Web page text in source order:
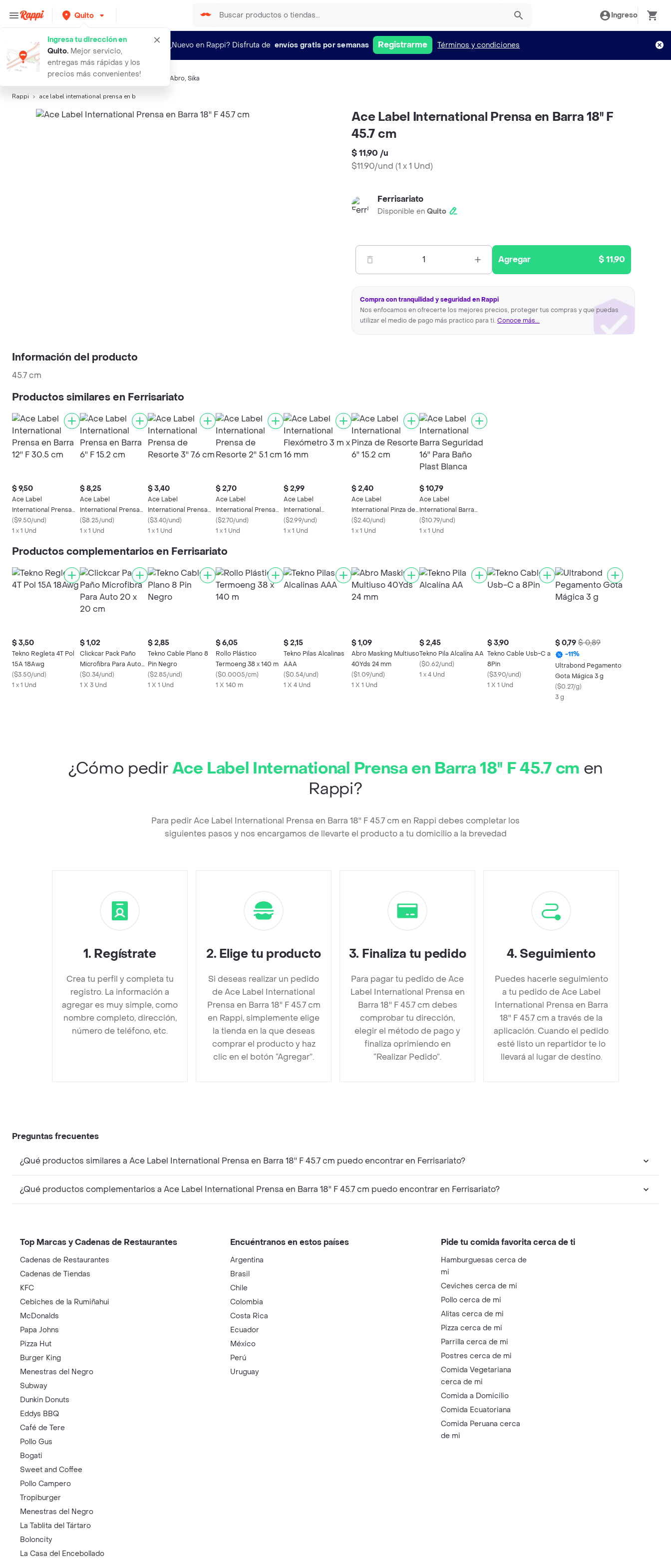
Quito
Ingresa tu dirección en
Quito. Mejor servicio,
entregas más rápidas y los
precios más convenientes!
Ingreso
¿Nuevo en Rappi? Disfruta de envíos gratis por semanas Registrarme Términos y condiciones
Búsquedas relacionadas: Herramientas,Superficies Abro, Sika
Rappi ace label international prensa en b
Ace Label International Prensa en Barra 18'' F
45.7 cm
$ 11,90 /u
$11.90/und (1 x 1 Und)
Ferrisariato
Disponible en Quito
1 Agregar $ 11,90
Compra con tranquilidad y seguridad en Rappi
Nos enfocamos en ofrecerte los mejores precios, proteger tus compras y que puedas
utilizar el medio de pago más practico para ti. Conoce más...
Información del producto
45.7 cm
Productos similares en Ferrisariato
$ 9,50
Ace Label
International Prensa
en Barra 12'' F 30.5 cm
($9.50/und)
1 x 1 Und
$ 8,25
Ace Label
International Prensa
en Barra 6'' F 15.2 cm
($8.25/und)
1 x 1 Und
$ 3,40
Ace Label
International Prensa
de Resorte 3'' 7.6 cm
($3.40/und)
1 x 1 Und
$ 2,70
Ace Label
International Prensa
de Resorte 2'' 5.1 cm
($2.70/und)
1 x 1 Und
$ 2,99
Ace Label
International
Flexómetro 3 m x 16
mm
($2.99/und)
1 x 1 Und
$ 2,40
Ace Label
International Pinza de
Resorte 6'' 15.2 cm
($2.40/und)
1 x 1 Und
$ 10,79
Ace Label
International Barra
Seguridad 16'' Para
Baño Plast Blanca
($10.79/und)
1 x 1 Und
Productos complementarios en Ferrisariato
$ 3,50
Tekno Regleta 4T Pol
15A 18Awg
($3.50/und)
1 x 1 Und
$ 1,02
Clickcar Pack Paño
Microfibra Para Auto
20 x 20 cm
($0.34/und)
1 X 3 Und
$ 2,85
Tekno Cable Plano 8
Pin Negro
($2.85/und)
1 X 1 Und
$ 6,05
Rollo Plástico
Termoeng 38 x 140 m
($0.0005/cm)
1 X 140 m
$ 2,15
Tekno Pilas Alcalinas
AAA
($0.54/und)
1 X 4 Und
$ 1,09
Abro Masking Multiuso
40Yds 24 mm
($1.09/und)
1 X 1 Und
$ 2,45
Tekno Pila Alcalína AA
($0.62/und)
1 x 4 Und
$ 3,90
Tekno Cable Usb-C a
8Pin
($3.90/und)
1 X 1 Und
$ 0,79 $ 0,89
-11%
Ultrabond Pegamento
Gota Mágica 3 g
($0.27/g)
3 g
¿Cómo pedirAce Label International Prensa en Barra 18'' F 45.7 cm en
Rappi?
Para pedir Ace Label International Prensa en Barra 18'' F 45.7 cm en Rappi debes completar los
siguientes pasos y nos encargamos de llevarte el producto a tu domicilio a la brevedad
1. Regístrate
Crea tu perfil y completa tu
registro. La información a
agregar es muy simple, como
nombre completo, dirección,
número de teléfono, etc.
2. Elige tu producto
Si deseas realizar un pedido
de Ace Label International
Prensa en Barra 18'' F 45.7 cm
en Rappi, simplemente elige
la tienda en la que deseas
comprar el producto y haz
clic en el botón “Agregar”.
3. Finaliza tu pedido
Para pagar tu pedido de Ace
Label International Prensa en
Barra 18'' F 45.7 cm debes
comprobar tu dirección,
elegir el método de pago y
finaliza oprimiendo en
“Realizar Pedido”.
4. Seguimiento
Puedes hacerle seguimiento
a tu pedido de Ace Label
International Prensa en Barra
18'' F 45.7 cm a través de la
aplicación. Cuando el pedido
esté listo un repartidor te lo
llevará al lugar de destino.
Preguntas frecuentes
¿Qué productos similares a Ace Label International Prensa en Barra 18'' F 45.7 cm puedo encontrar en Ferrisariato?
¿Qué productos complementarios a Ace Label International Prensa en Barra 18'' F 45.7 cm puedo encontrar en Ferrisariato?
Top Marcas y Cadenas de Restaurantes
Cadenas de Restaurantes
Cadenas de Tiendas
KFC
Cebiches de la Rumiñahui
McDonalds
Papa Johns
Pizza Hut
Burger King
Menestras del Negro
Subway
Dunkin Donuts
Eddys BBQ
Café de Tere
Pollo Gus
Bogati
Sweet and Coffee
Pollo Campero
Tropiburger
Menestras del Negro
La Tablita del Tártaro
Boloncity
La Casa del Encebollado
Encuéntranos en estos países
Argentina
Brasil
Chile
Colombia
Costa Rica
Ecuador
México
Perú
Uruguay
Pide tu comida favorita cerca de ti
Hamburguesas cerca de
mi
Ceviches cerca de mi
Pollo cerca de mi
Alitas cerca de mi
Pizza cerca de mi
Parrilla cerca de mi
Postres cerca de mi
Comida Vegetariana
cerca de mi
Comida a Domicilio
Comida Ecuatoriana
Comida Peruana cerca
de mi